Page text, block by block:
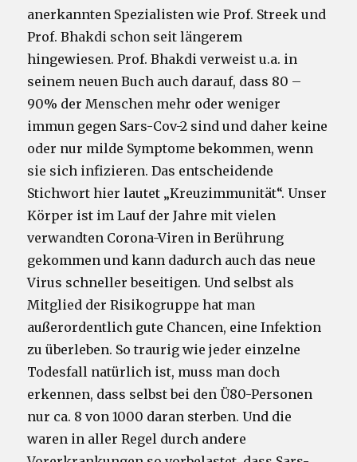
anerkannten Spezialisten wie Prof. Streek und
Prof. Bhakdi schon seit längerem
hingewiesen. Prof. Bhakdi verweist u.a. in
seinem neuen Buch auch darauf, dass 80 –
90% der Menschen mehr oder weniger
immun gegen Sars-Cov-2 sind und daher keine
oder nur milde Symptome bekommen, wenn
sie sich infizieren. Das entscheidende
Stichwort hier lautet „Kreuzimmunität“. Unser
Körper ist im Lauf der Jahre mit vielen
verwandten Corona-Viren in Berührung
gekommen und kann dadurch auch das neue
Virus schneller beseitigen. Und selbst als
Mitglied der Risikogruppe hat man
außerordentlich gute Chancen, eine Infektion
zu überleben. So traurig wie jeder einzelne
Todesfall natürlich ist, muss man doch
erkennen, dass selbst bei den Ü80-Personen
nur ca. 8 von 1000 daran sterben. Und die
waren in aller Regel durch andere